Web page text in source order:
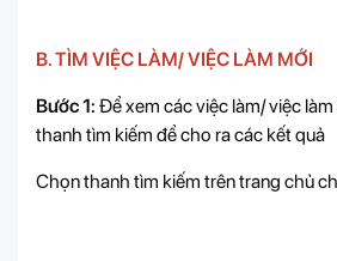
B. TÌM VIỆC LÀM/ VIỆC LÀM MỚI
Bước 1: Để xem các việc làm/ việc
thanh tìm kiếm để cho ra các kết quả
Chọn thanh tìm kiếm trên trang chủ